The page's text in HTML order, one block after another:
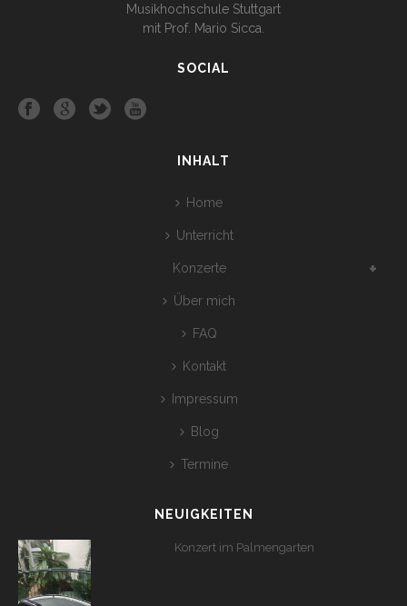
Musikhochschule Stuttgart
mit Prof. Mario Sicca.
SOCIAL
INHALT
Home
Unterricht
Konzerte
Über mich
FAQ
Kontakt
Impressum
Blog
Termine
NEUIGKEITEN
Konzert im Palmengarten